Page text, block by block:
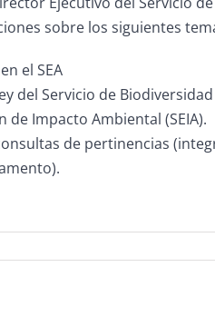
sobre los siguientes
el SEA
del Servicio de
de Impacto Ambiental (SEIA).
de pertinencias